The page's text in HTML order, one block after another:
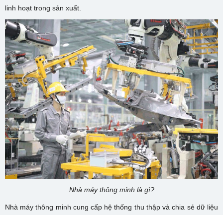
linh hoạt trong sản xuất.
Nhà máy thông minh là gì?
Nhà máy thông minh cung cấp hệ thống thu thập và chia sẻ dữ liệu